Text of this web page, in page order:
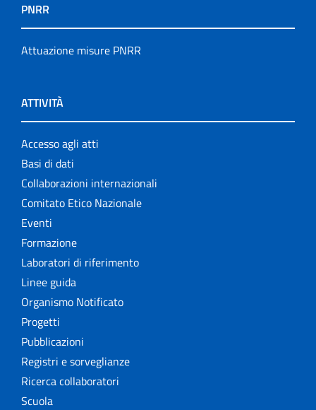
PNRR
Attuazione misure PNRR
ATTIVITÀ
Accesso agli atti
Basi di dati
Collaborazioni internazionali
Comitato Etico Nazionale
Eventi
Formazione
Laboratori di riferimento
Linee guida
Organismo Notificato
Progetti
Pubblicazioni
Registri e sorveglianze
Ricerca collaboratori
Scuola